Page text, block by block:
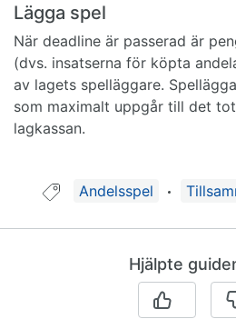
Lägga spel
När deadline är passerad är
(dvs. insatserna för köpta
av lagets spelläggare.
som maximalt uppgår till det
lagkassan.
Guide taggad med:
Andelsspel
Hjälpte